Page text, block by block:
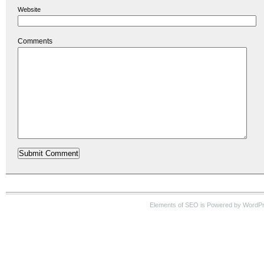
Website
Comments
Elements of SEO is Powered by